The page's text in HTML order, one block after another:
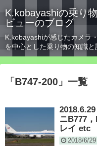
K.kobayashiの乗り
ビューのブログ
K.kobayashiが感じたカメラ
を中心とした乗り物の知識と
「 B747-200 」 一覧
ニB777
レイ etc
2018/6/29